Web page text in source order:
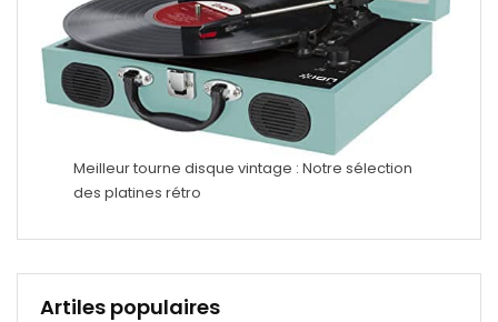
Meilleur tourne disque vintage : Notre sélection
des platines rétro
Artiles populaires